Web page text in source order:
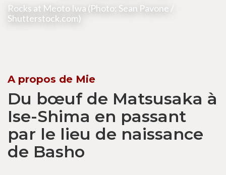
Rocks at Meoto Iwa (Photo: Sean Pavone /
Shutterstock.com)
A propos de Mie
Du bœuf de Matsusaka à
Ise-Shima en passant
par le lieu de naissance
de Basho